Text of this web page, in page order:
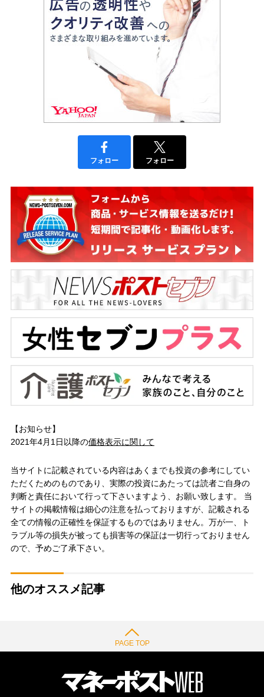
フォロー フォロー
【お知らせ】
2021年4月1日以降の価格表示に関して
当サイトに記載されている内容はあくまでも投資の参考にしてい
ただくためのものであり、実際の投資にあたっては読者ご自身の
判断と責任において行って下さいますよう、お願い致します。 当
サイトの掲載情報は細心の注意を払っておりますが、記載される
全ての情報の正確性を保証するものではありません。万が一、ト
ラブル等の損失が被っても損害等の保証は一切行っておりません
ので、予めご了承下さい。
他のオススメ記事
PAGE TOP